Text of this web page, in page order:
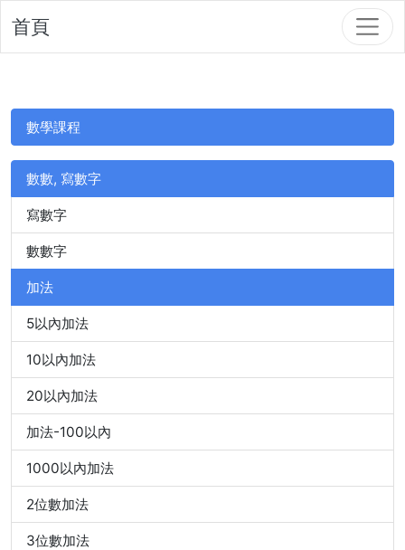
首頁
數學課程
數數, 寫數字
寫數字
數數字
加法
5以內加法
10以內加法
20以內加法
加法-100以內
1000以內加法
2位數加法
3位數加法